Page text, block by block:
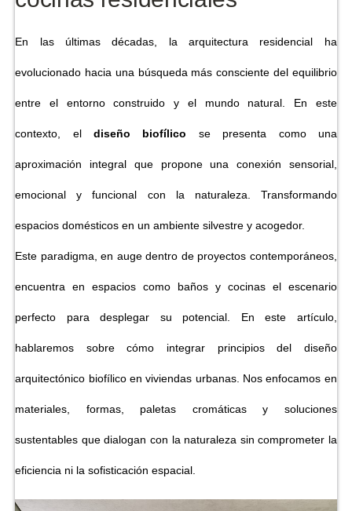
En las últimas décadas, la arquitectura residencial ha
evolucionado hacia una búsqueda más consciente del equilibrio
entre el entorno construido y el mundo natural. En este
contexto, el diseño biofílico se presenta como una
aproximación integral que propone una conexión sensorial,
emocional y funcional con la naturaleza. Transformando
espacios domésticos en un ambiente silvestre y acogedor.
Este paradigma, en auge dentro de proyectos contemporáneos,
encuentra en espacios como baños y cocinas el escenario
perfecto para desplegar su potencial. En este artículo,
hablaremos sobre cómo integrar principios del diseño
arquitectónico biofílico en viviendas urbanas. Nos enfocamos en
materiales, formas, paletas cromáticas y soluciones
sustentables que dialogan con la naturaleza sin comprometer la
eficiencia ni la sofisticación espacial.